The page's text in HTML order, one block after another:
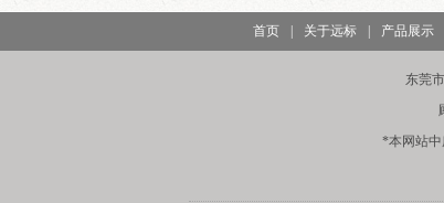
和自动扶梯的监控主要..
首页 关于远标 产品展示
东莞
*本网站